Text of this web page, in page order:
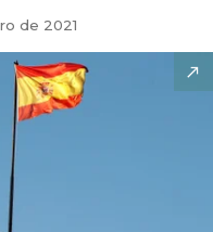
de 2021